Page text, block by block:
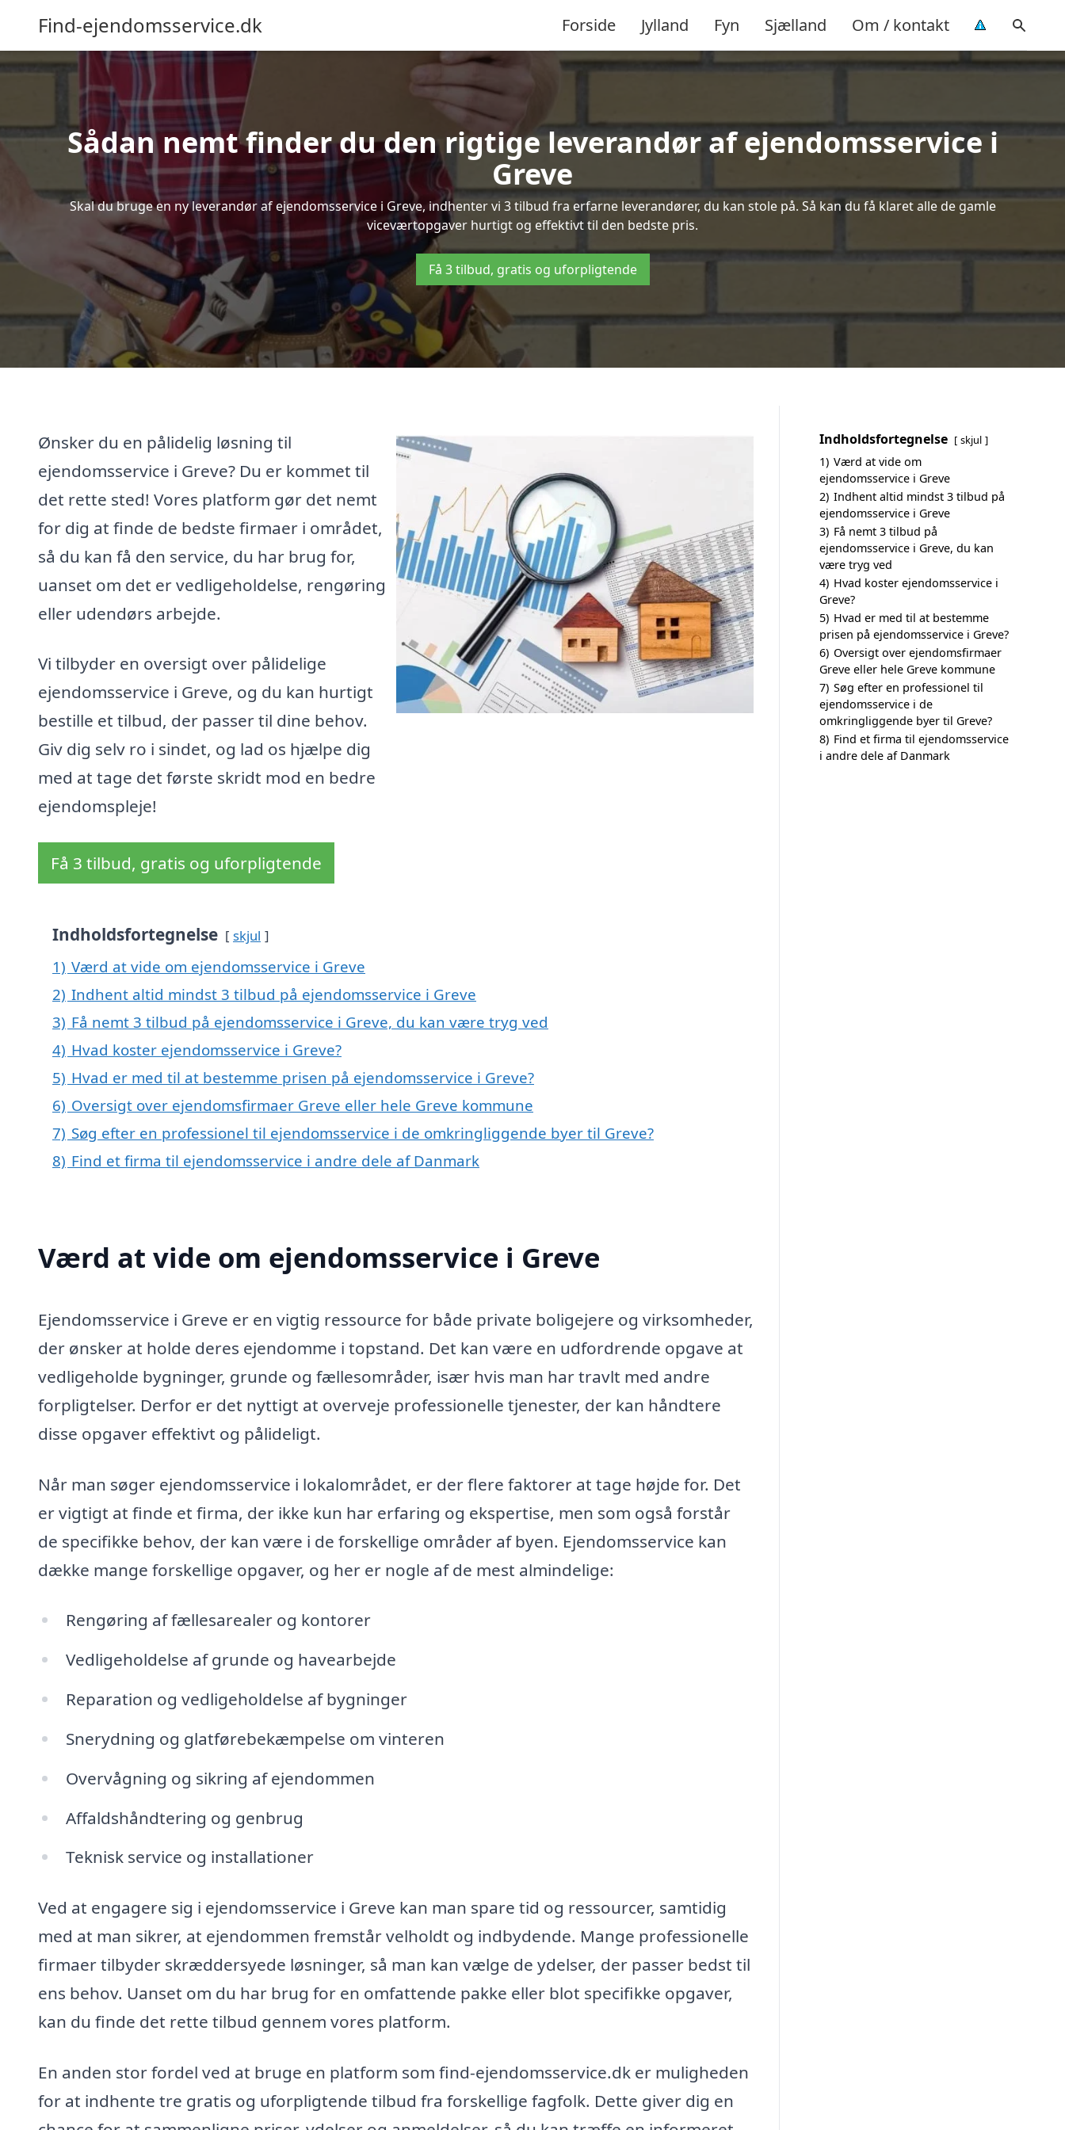
Find-ejendomsservice.dk Forside Jylland Fyn Sjælland Om / kontakt
Sådan nemt finder du den rigtige leverandør af ejendomsservice i
Greve
Skal du bruge en ny leverandør af ejendomsservice i Greve, indhenter vi 3 tilbud fra erfarne leverandører, du kan stole på. Så kan du få klaret alle de gamle
viceværtopgaver hurtigt og effektivt til den bedste pris.
Få 3 tilbud, gratis og uforpligtende
Ønsker du en pålidelig løsning til
ejendomsservice i Greve? Du er kommet til
det rette sted! Vores platform gør det nemt
for dig at finde de bedste firmaer i området,
så du kan få den service, du har brug for,
uanset om det er vedligeholdelse, rengøring
eller udendørs arbejde.
Vi tilbyder en oversigt over pålidelige
ejendomsservice i Greve, og du kan hurtigt
bestille et tilbud, der passer til dine behov.
Giv dig selv ro i sindet, og lad os hjælpe dig
med at tage det første skridt mod en bedre
ejendomspleje!
Få 3 tilbud, gratis og uforpligtende
Indholdsfortegnelse skjul
1) Værd at vide om ejendomsservice i Greve
2) Indhent altid mindst 3 tilbud på ejendomsservice i Greve
3) Få nemt 3 tilbud på ejendomsservice i Greve, du kan være tryg ved
4) Hvad koster ejendomsservice i Greve?
5) Hvad er med til at bestemme prisen på ejendomsservice i Greve?
6) Oversigt over ejendomsfirmaer Greve eller hele Greve kommune
7) Søg efter en professionel til ejendomsservice i de omkringliggende byer til Greve?
8) Find et firma til ejendomsservice i andre dele af Danmark
Værd at vide om ejendomsservice i Greve
Ejendomsservice i Greve er en vigtig ressource for både private boligejere og virksomheder,
der ønsker at holde deres ejendomme i topstand. Det kan være en udfordrende opgave at
vedligeholde bygninger, grunde og fællesområder, især hvis man har travlt med andre
forpligtelser. Derfor er det nyttigt at overveje professionelle tjenester, der kan håndtere
disse opgaver effektivt og pålideligt.
Når man søger ejendomsservice i lokalområdet, er der flere faktorer at tage højde for. Det
er vigtigt at finde et firma, der ikke kun har erfaring og ekspertise, men som også forstår
de specifikke behov, der kan være i de forskellige områder af byen. Ejendomsservice kan
dække mange forskellige opgaver, og her er nogle af de mest almindelige:
Rengøring af fællesarealer og kontorer
Vedligeholdelse af grunde og havearbejde
Reparation og vedligeholdelse af bygninger
Snerydning og glatførebekæmpelse om vinteren
Overvågning og sikring af ejendommen
Affaldshåndtering og genbrug
Teknisk service og installationer
Ved at engagere sig i ejendomsservice i Greve kan man spare tid og ressourcer, samtidig
med at man sikrer, at ejendommen fremstår velholdt og indbydende. Mange professionelle
firmaer tilbyder skræddersyede løsninger, så man kan vælge de ydelser, der passer bedst til
ens behov. Uanset om du har brug for en omfattende pakke eller blot specifikke opgaver,
kan du finde det rette tilbud gennem vores platform.
En anden stor fordel ved at bruge en platform som find-ejendomsservice.dk er muligheden
for at indhente tre gratis og uforpligtende tilbud fra forskellige fagfolk. Dette giver dig en
Indholdsfortegnelse skjul
1) Værd at vide om
ejendomsservice i Greve
2) Indhent altid mindst 3 tilbud på
ejendomsservice i Greve
3) Få nemt 3 tilbud på
ejendomsservice i Greve, du kan
være tryg ved
4) Hvad koster ejendomsservice i
Greve?
5) Hvad er med til at bestemme
prisen på ejendomsservice i Greve?
6) Oversigt over ejendomsfirmaer
Greve eller hele Greve kommune
7) Søg efter en professionel til
ejendomsservice i de
omkringliggende byer til Greve?
8) Find et firma til ejendomsservice
i andre dele af Danmark